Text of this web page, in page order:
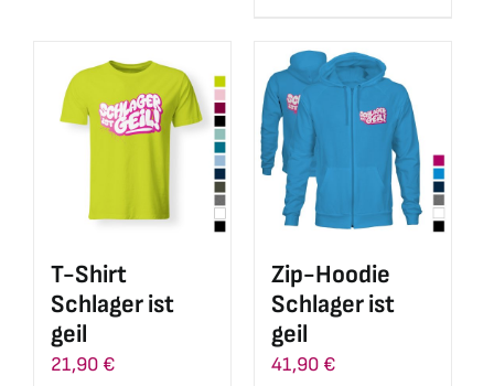
Varianten
auf.
Die
Optionen
können
auf
gewählt
mehrere
Varianten
auf.
Optionen
können
der
Produktseite
T-Shirt
Schlager ist
geil
21,90 €
Zip-Hoodie
Schlager ist
geil
41,90 €